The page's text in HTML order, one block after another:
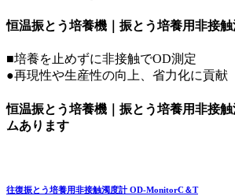
恒温振とう培養機｜振とう培養用非接
■培養を止めずに非接触でOD測定
●再現性や生産性の向上、省力化に貢献
恒温振とう培養機｜振とう培養用非接
ムあります
往復振とう培養用非接触濁度計 OD-MonitorC＆T